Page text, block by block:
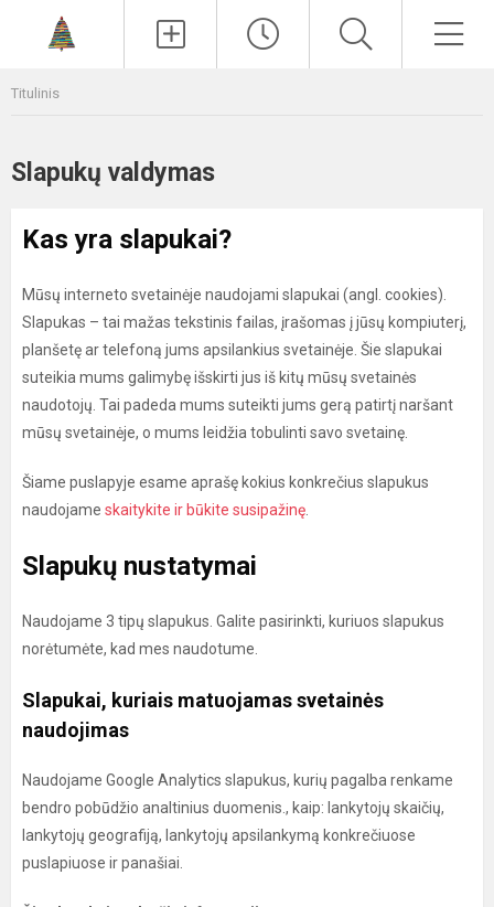
Titulinis
Slapukų valdymas
Kas yra slapukai?
Mūsų interneto svetainėje naudojami slapukai (angl. cookies).
Slapukas – tai mažas tekstinis failas, įrašomas į jūsų kompiuterį,
planšetę ar telefoną jums apsilankius svetainėje. Šie slapukai
suteikia mums galimybę išskirti jus iš kitų mūsų svetainės
naudotojų. Tai padeda mums suteikti jums gerą patirtį naršant
mūsų svetainėje, o mums leidžia tobulinti savo svetainę.
Šiame puslapyje esame aprašę kokius konkrečius slapukus
naudojame skaitykite ir būkite susipažinę
Slapukų nustatymai
Naudojame 3 tipų slapukus. Galite pasirinkti, kuriuos slapukus
norėtumėte, kad mes naudotume.
Slapukai, kuriais matuojamas svetainės
naudojimas
Naudojame Google Analytics slapukus, kurių pagalba renkame
bendro pobūdžio analtinius duomenis., kaip: lankytojų skaičių,
lankytojų geografiją, lankytojų apsilankymą konkrečiuose
puslapiuose ir panašiai.